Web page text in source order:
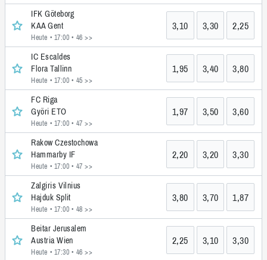
IFK Göteborg
KAA Gent
Heute • 17:00 • 46 >>
3,10 3,30 2,25
IC Escaldes
Flora Tallinn
Heute • 17:00 • 45 >>
1,95 3,40 3,80
FC Riga
Györi ETO
Heute • 17:00 • 47 >>
1,97 3,50 3,60
Rakow Czestochowa
Hammarby IF
Heute • 17:00 • 47 >>
2,20 3,20 3,30
Zalgiris Vilnius
Hajduk Split
Heute • 17:00 • 48 >>
3,80 3,70 1,87
Beitar Jerusalem
Austria Wien
Heute • 17:30 • 46 >>
2,25 3,10 3,30